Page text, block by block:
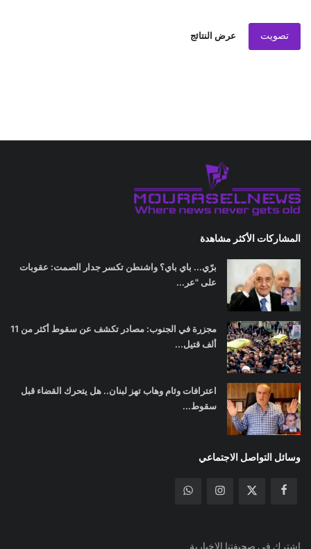
تصويت عرض النتائج
المشاركات الأكثر مشاهدة
برّي... باي باي؟ واشنطن تكسر جدار الصمت: عقوبات
على "عر...
مجزرة في الجنوب: مصادر تكشف عن سقوط أكثر من 11
ألف قتيل...
اعترافات وئام وهاب تهز لبنان.. هل يتحرك القضاء قبل
سقوط...
وسائل التواصل الاجتماعي